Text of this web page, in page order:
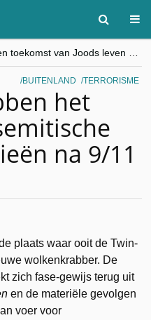
“Besnijdenisdebat toont hoe moeilijk seculiere Westen minderheden begrijpt”, Jinnih Beels (Vooruit)
CITYTRIP | ROEMENIË – Boekarest: de verrassing van Oost-Europa
BUITENLAND TERRORISME
het
na 9/11
plaats waar ooit de Twin-
wolkenkrabber. De
zich fase-gewijs terug uit
en de materiële gevolgen
voer voor